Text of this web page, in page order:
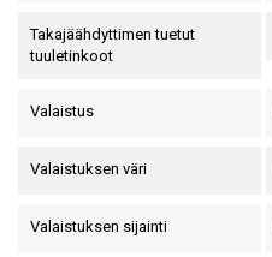
Takajäähdyttimen tuetut
tuuletinkoot
Valaistus
Valaistuksen väri
Valaistuksen sijainti